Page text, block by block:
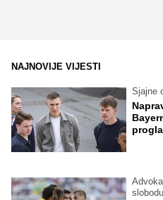
NAJNOVIJE VIJESTI
Sjajne
slobodu